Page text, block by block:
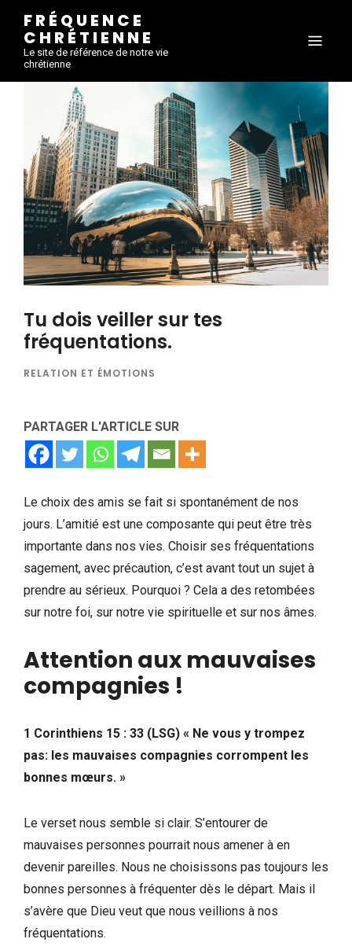
FRÉQUENCE
CHRÉTIENNE
Le site de référence de notre vie
chrétienne
Tu dois veiller sur tes
fréquentations.
RELATION ET ÉMOTIONS
PARTAGER L'ARTICLE SUR
Le choix des amis se fait si spontanément de nos
jours. L’amitié est une composante qui peut être très
importante dans nos vies. Choisir ses fréquentations
sagement, avec précaution, c’est avant tout un sujet à
prendre au sérieux. Pourquoi ? Cela a des retombées
sur notre foi, sur notre vie spirituelle et sur nos âmes.
Attention aux mauvaises
compagnies !
1 Corinthiens 15 : 33 (LSG) « Ne vous y trompez
pas: les mauvaises compagnies corrompent les
bonnes mœurs. »
Le verset nous semble si clair. S’entourer de
mauvaises personnes pourrait nous amener à en
devenir pareilles. Nous ne choisissons pas toujours les
bonnes personnes à fréquenter dès le départ. Mais il
s’avère que Dieu veut que nous veillions à nos
fréquentations.